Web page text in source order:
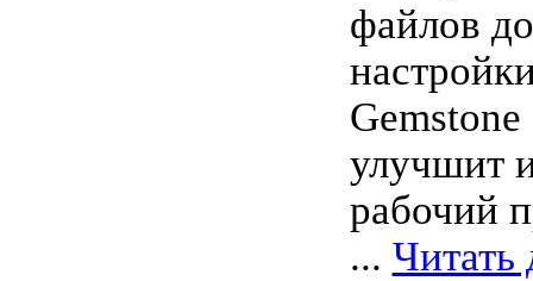
файлов
улучшит
рабочий
... Читать